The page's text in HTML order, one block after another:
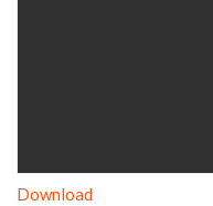
Download